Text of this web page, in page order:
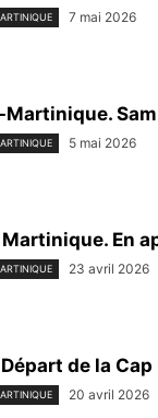
7 mai 2026
Sam
5 mai 2026
En
23 avril 2026
Départ de la
20 avril 2026